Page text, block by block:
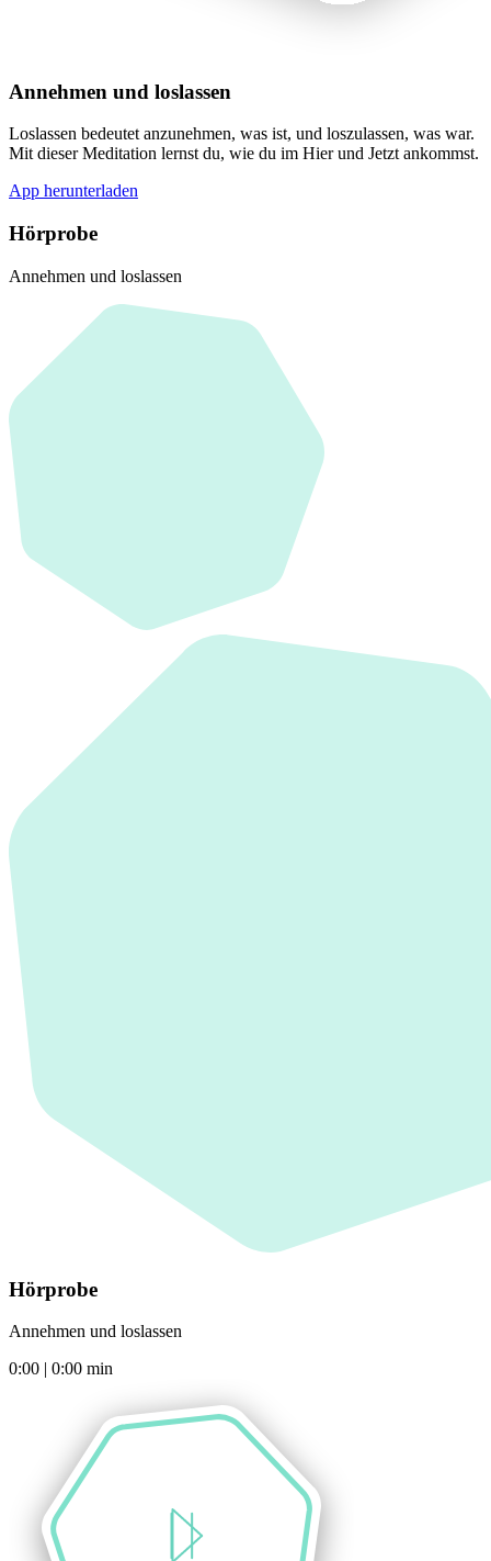
Annehmen und loslassen
Loslassen bedeutet anzunehmen, was ist, und loszulassen, was war.
Mit dieser Meditation lernst du, wie du im Hier und Jetzt ankommst.
App herunterladen
Hörprobe
Annehmen und loslassen
Hörprobe
Annehmen und loslassen
0:00 | 0:00 min